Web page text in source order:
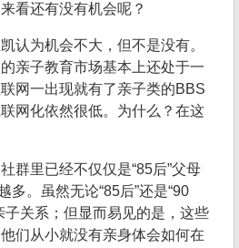
看还有没有机会呢？
认为机会不大，但不是没有。
亲子教育市场基本上还处于一
网一出现就有了亲子类的BBS
网化依然很低。为什么？在这
群里已经不仅仅是“85后”父母
多。虽然无论“85后”还是“90
子关系；但显而易见的是，这些
们从小就没有亲身体会如何在